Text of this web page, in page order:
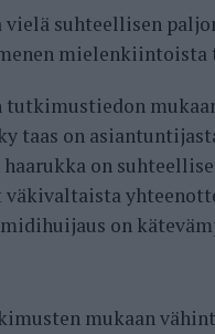
suhteellisen
mielenkiintoista
taas on
on
on
mukaan